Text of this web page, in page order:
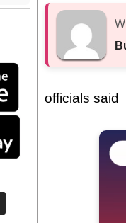
officials said